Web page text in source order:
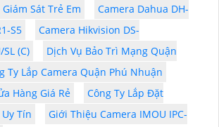
Giám Sát Trẻ Em
Camera Dahua DH-
S5
Camera Hikvision DS-
(C)
Dịch Vụ Bảo Trì Mạng Quận
Ty Lắp Camera Quận Phú Nhuận
Hàng Giá Rẻ
Công Ty Lắp Đặt
Tín
Giới Thiệu Camera IMOU IPC-